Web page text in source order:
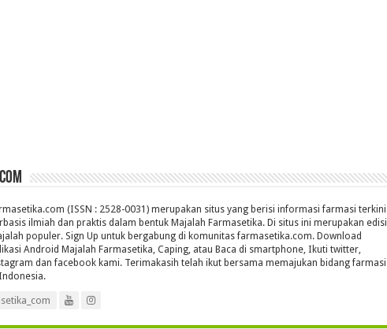
(ISSN : 2528-0031) merupakan situs yang berisi informasi farmasi terkini
ilmiah dan praktis dalam bentuk Majalah Farmasetika. Di situs ini merupakan edisi
populer. Sign Up untuk bergabung di komunitas farmasetika.com. Download
Android Majalah Farmasetika, Caping, atau Baca di smartphone, Ikuti twitter,
dan facebook kami. Terimakasih telah ikut bersama memajukan bidang farmasi